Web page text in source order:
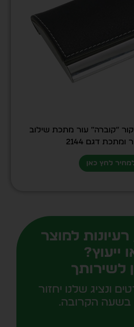
“קוברה” עור מתכת שילוב
ומתכת דגם 2144
לחץ כאן
למוצר
ייעוץ?
לשירותך
ונציג שלנו יחזור
בשעה הקרובה.